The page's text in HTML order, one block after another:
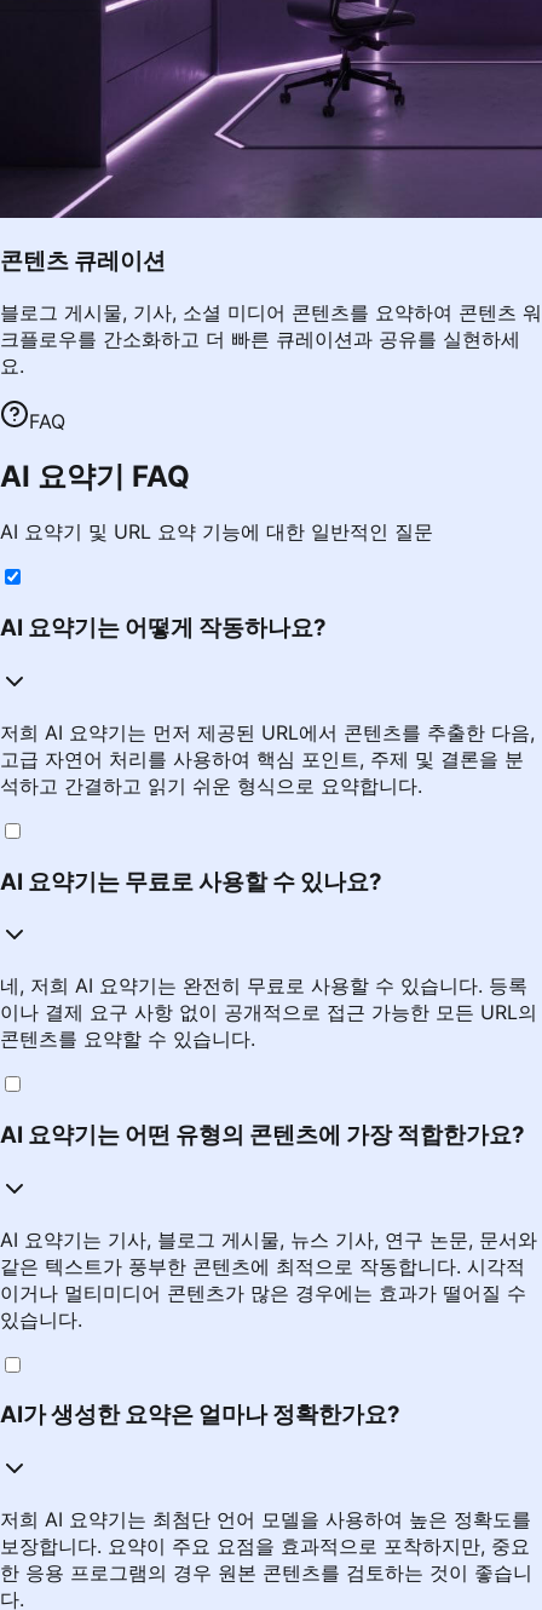
콘텐츠 큐레이션
블로그 게시물, 기사, 소셜 미디어 콘텐츠를 요약하여 콘텐츠 워
크플로우를 간소화하고 더 빠른 큐레이션과 공유를 실현하세
요.
FAQ
AI 요약기 FAQ
AI 요약기 및 URL 요약 기능에 대한 일반적인 질문
AI 요약기는 어떻게 작동하나요?
저희 AI 요약기는 먼저 제공된 URL에서 콘텐츠를 추출한 다음,
고급 자연어 처리를 사용하여 핵심 포인트, 주제 및 결론을 분
석하고 간결하고 읽기 쉬운 형식으로 요약합니다.
AI 요약기는 무료로 사용할 수 있나요?
네, 저희 AI 요약기는 완전히 무료로 사용할 수 있습니다. 등록
이나 결제 요구 사항 없이 공개적으로 접근 가능한 모든 URL의
콘텐츠를 요약할 수 있습니다.
AI 요약기는 어떤 유형의 콘텐츠에 가장 적합한가요?
AI 요약기는 기사, 블로그 게시물, 뉴스 기사, 연구 논문, 문서와
같은 텍스트가 풍부한 콘텐츠에 최적으로 작동합니다. 시각적
이거나 멀티미디어 콘텐츠가 많은 경우에는 효과가 떨어질 수
있습니다.
AI가 생성한 요약은 얼마나 정확한가요?
저희 AI 요약기는 최첨단 언어 모델을 사용하여 높은 정확도를
보장합니다. 요약이 주요 요점을 효과적으로 포착하지만, 중요
한 응용 프로그램의 경우 원본 콘텐츠를 검토하는 것이 좋습니
다.